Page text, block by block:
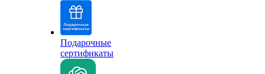
Подарочные
сертификаты